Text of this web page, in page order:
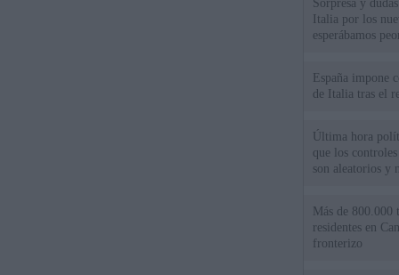
Sorpresa y
Italia por los
esperábamos
España impone
de Italia tras el
Última hora
que los
son aleatorios y
Más de 800.000
residentes en
fronterizo